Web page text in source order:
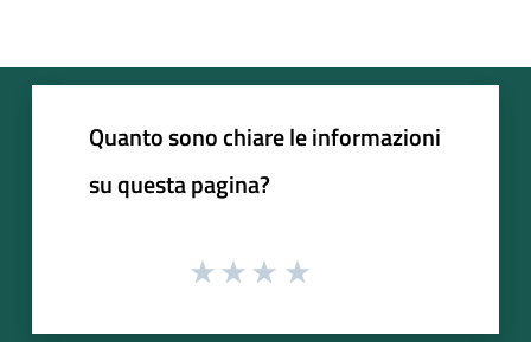
Quanto sono chiare le informazioni
su questa pagina?